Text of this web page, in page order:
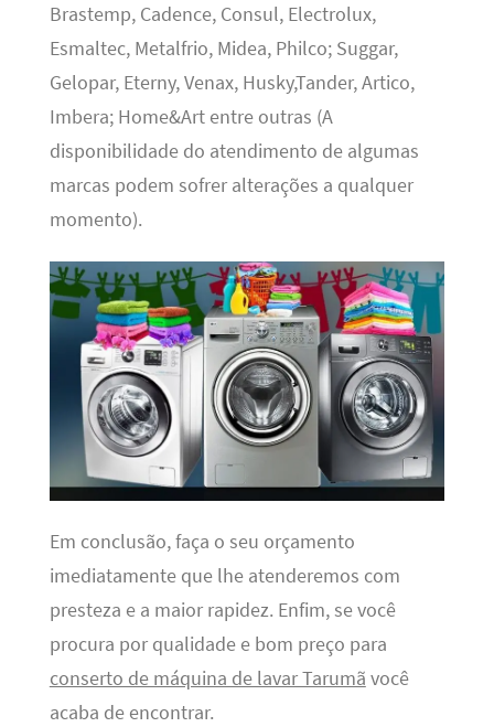
Brastemp, Cadence, Consul, Electrolux,
Esmaltec, Metalfrio, Midea, Philco; Suggar,
Gelopar, Eterny, Venax, Husky,Tander, Artico,
Imbera; Home&Art entre outras (A
disponibilidade do atendimento de algumas
marcas podem sofrer alterações a qualquer
momento).
Em conclusão, faça o seu orçamento
imediatamente que lhe atenderemos com
presteza e a maior rapidez. Enfim, se você
procura por qualidade e bom preço para
conserto de máquina de lavar Tarumã você
acaba de encontrar.